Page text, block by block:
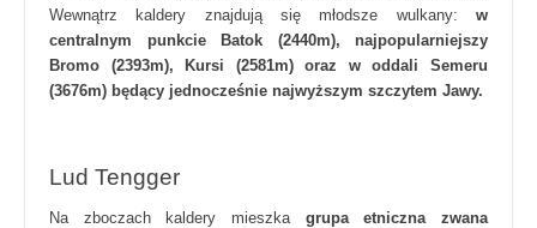
Wewnątrz kaldery znajdują się młodsze wulkany: w
centralnym punkcie Batok (2440m), najpopularniejszy
Bromo (2393m), Kursi (2581m) oraz w oddali Semeru
(3676m) będący jednocześnie najwyższym szczytem Jawy.
Lud Tengger
Na zboczach kaldery mieszka grupa etniczna zwana